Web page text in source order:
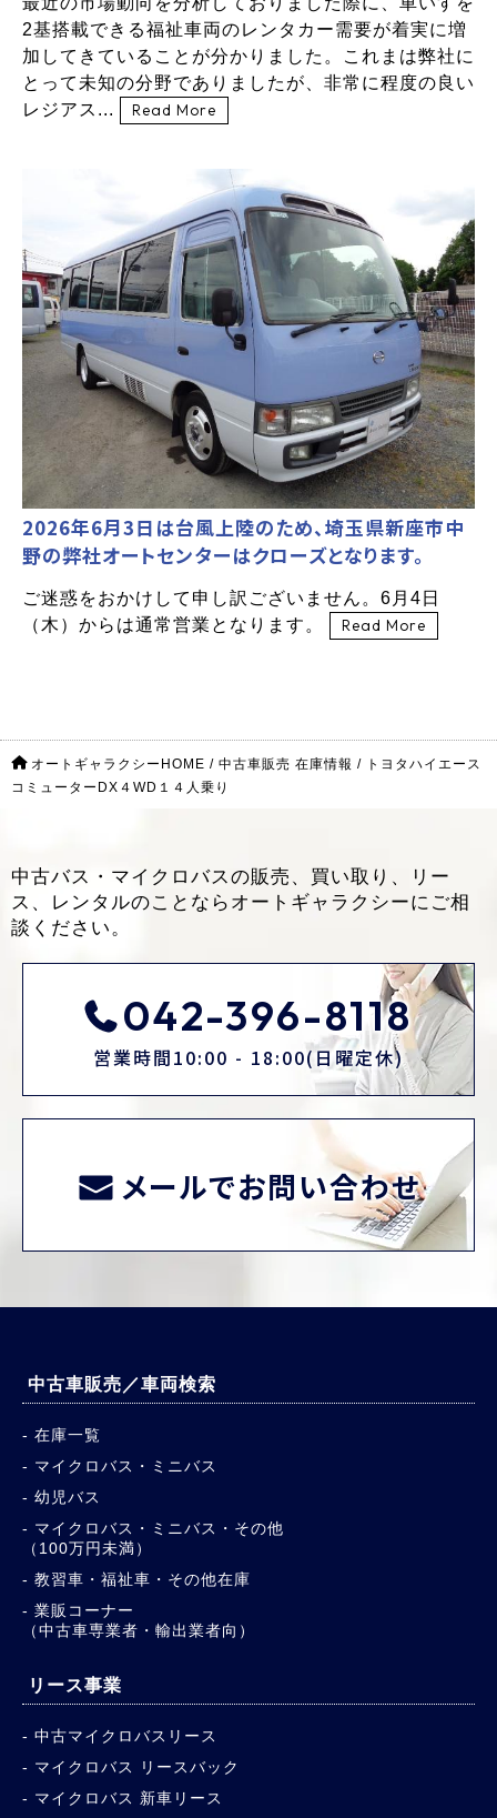
2基搭載できる福祉車両のレンタカー需要が着実に増
加してきていることが分かりました。これまは弊社に
とって未知の分野でありましたが、非常に程度の良い
レジアス...
Read More
2026年6月3日は台風上陸のため、埼玉県新座市中
野の弊社オートセンターはクローズとなります。
ご迷惑をおかけして申し訳ございません。6月4日
（木）からは通常営業となります。
Read More
オートギャラクシーHOME / 中古車販売 在庫情報 / トヨタハイエース
コミューターDX４WD１４人乗り
中古バス・マイクロバスの販売、買い取り、リー
ス、レンタルのことなら オートギャラクシーにご相
談ください。
042-396-8118
営業時間10:00 - 18:00(日曜定休)
メールでお問い合わせ
中古車販売／車両検索
在庫一覧
マイクロバス・ミニバス
幼児バス
マイクロバス・ミニバス・その他
（100万円未満）
教習車・福祉車・その他在庫
業販コーナー
（中古車専業者・輸出業者向）
リース事業
中古マイクロバスリース
マイクロバス リースバック
マイクロバス 新車リース